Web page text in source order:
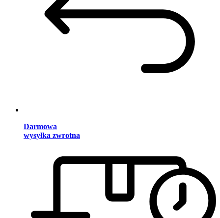
Darmowa
wysyłka zwrotna